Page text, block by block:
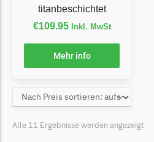
Mammotion
Mammotion Messer
McCulloch
Begrenzungsdraht
titanbeschichtet
€109.95 Inkl. MwSt
Mehr info
Alle 11 Ergebnisse werden angezeigt